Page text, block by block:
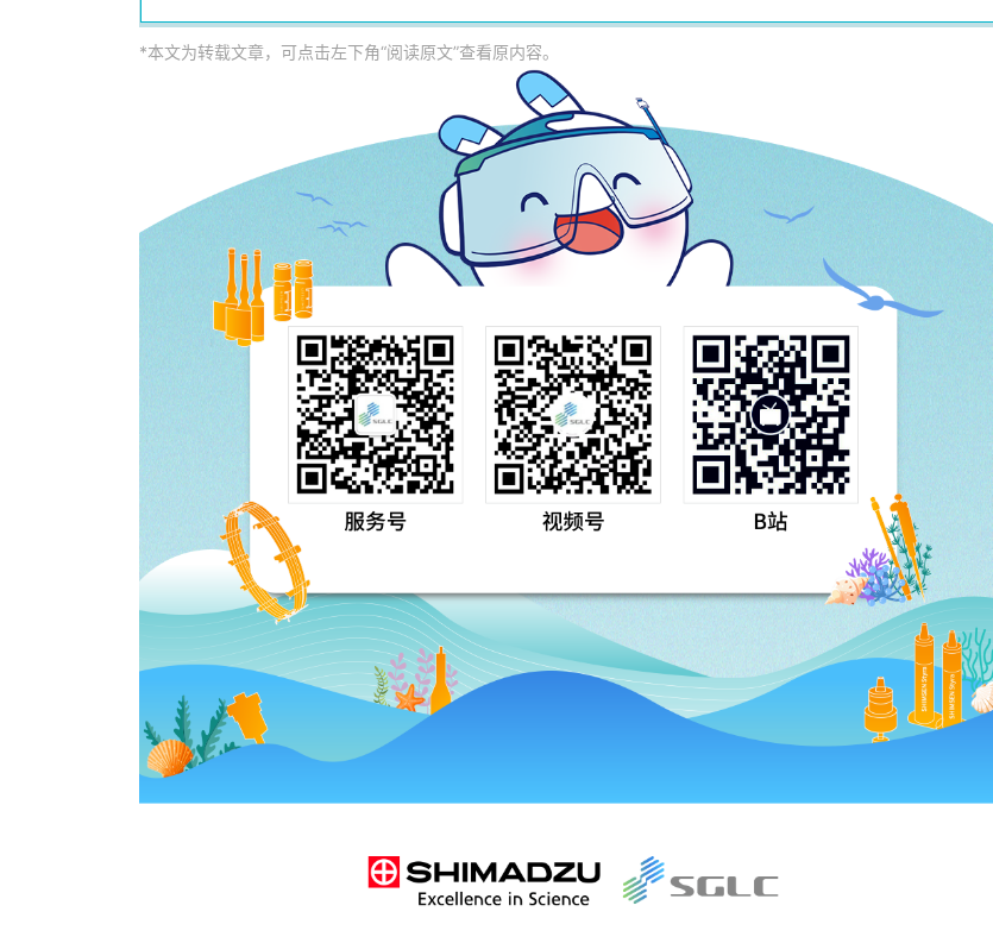
*本文为转载文章，可点击左下角“阅读原文”查看原内容。